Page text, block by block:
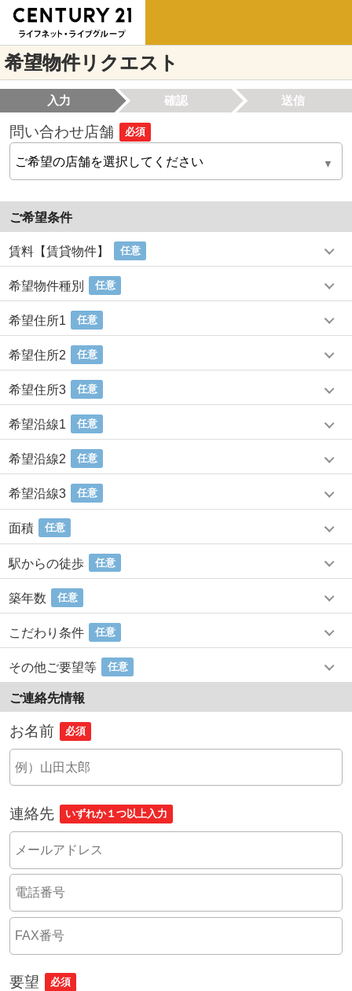
希望物件リクエスト
入力 確認 送信
問い合わせ店舗 必須
ご希望条件
賃料【賃貸物件】 任意
希望物件種別 任意
希望住所1 任意
希望住所2 任意
希望住所3 任意
希望沿線1 任意
希望沿線2 任意
希望沿線3 任意
面積 任意
駅からの徒歩 任意
築年数 任意
こだわり条件 任意
その他ご要望等 任意
ご連絡先情報
お名前 必須
連絡先 いずれか１つ以上入力
要望 必須